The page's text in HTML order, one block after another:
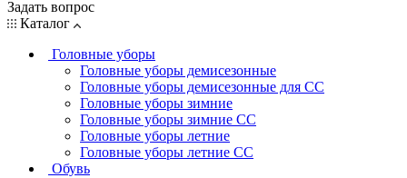
Задать вопрос
Каталог
Головные уборы
Головные уборы демисезонные
Головные уборы демисезонные для СС
Головные уборы зимние
Головные уборы зимние СС
Головные уборы летние
Головные уборы летние СС
Обувь